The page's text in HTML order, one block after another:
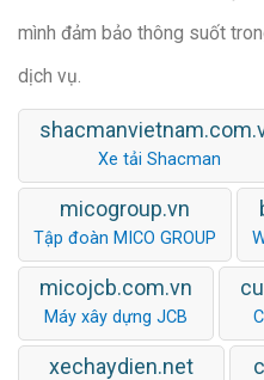
mình đảm bảo thông suốt
dịch vụ.
Xe tải Shacman
micogroup.vn
Tập đoàn MICO GROUP
micojcb.com.vn
Máy xây dựng JCB
xechaydien.net